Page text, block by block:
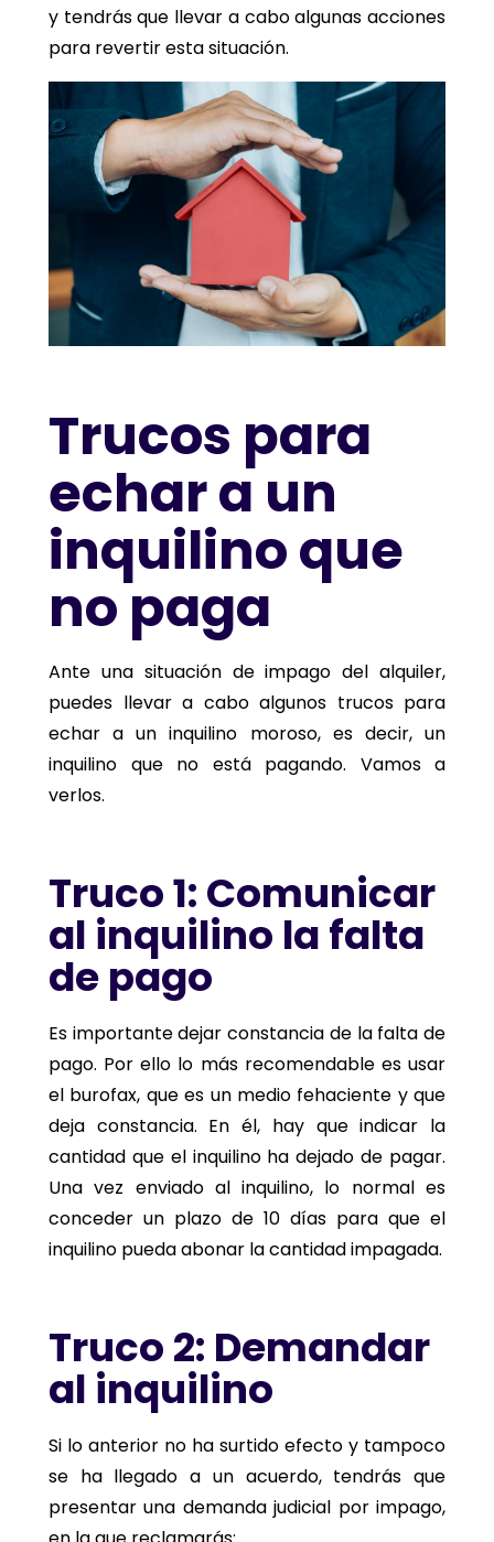
y tendrás que llevar a cabo algunas acciones
para revertir esta situación.
Trucos para
echar a un
inquilino que
no paga
Ante una situación de impago del alquiler,
puedes llevar a cabo algunos trucos para
echar a un inquilino moroso, es decir, un
inquilino que no está pagando. Vamos a
verlos.
Truco 1: Comunicar
al inquilino la falta
de pago
Es importante dejar constancia de la falta de
pago. Por ello lo más recomendable es usar
el burofax, que es un medio fehaciente y que
deja constancia. En él, hay que indicar la
cantidad que el inquilino ha dejado de pagar.
Una vez enviado al inquilino, lo normal es
conceder un plazo de 10 días para que el
inquilino pueda abonar la cantidad impagada.
Truco 2: Demandar
al inquilino
Si lo anterior no ha surtido efecto y tampoco
se ha llegado a un acuerdo, tendrás que
presentar una demanda judicial por impago,